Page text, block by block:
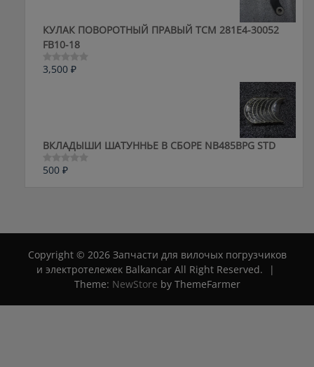
КУЛАК ПОВОРОТНЫЙ ПРАВЫЙ ТСМ 281E4-30052
FB10-18
Оценка
3,500 ₽
ВКЛАДЫШИ ШАТУННЬЕ В СБОРЕ NB485BPG STD
Оценка
500 ₽
Copyright © 2026 Запчасти для вилочых погрузчиков
и электротележек Balkancar All Right Reserved.
|
Theme: NewStore by ThemeFarmer